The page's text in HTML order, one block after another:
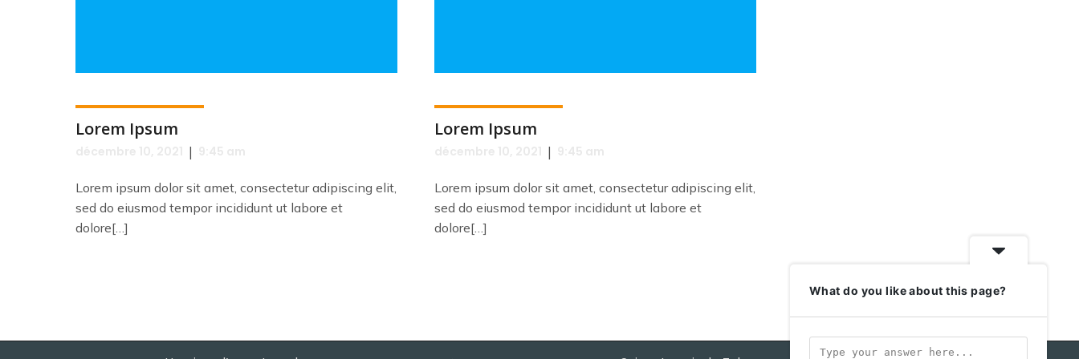
Lorem Ipsum
|
Lorem ipsum dolor sit amet, consectetur adipiscing elit,
sed do eiusmod tempor incididunt ut labore et
dolore[…]
Lorem Ipsum
|
Lorem ipsum dolor sit amet, consectetur adipiscing elit,
sed do eiusmod tempor incididunt ut labore et
dolore[…]
What do you like about this page?